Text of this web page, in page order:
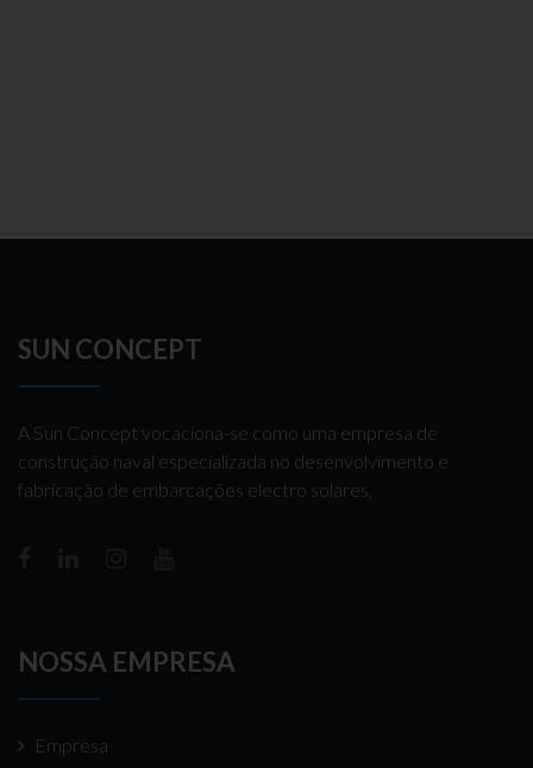
SUN CONCEPT
A Sun Concept vocaciona-se como uma empresa de
construção naval especializada no desenvolvimento e
fabricação de embarcações electro solares,
NOSSA EMPRESA
Empresa